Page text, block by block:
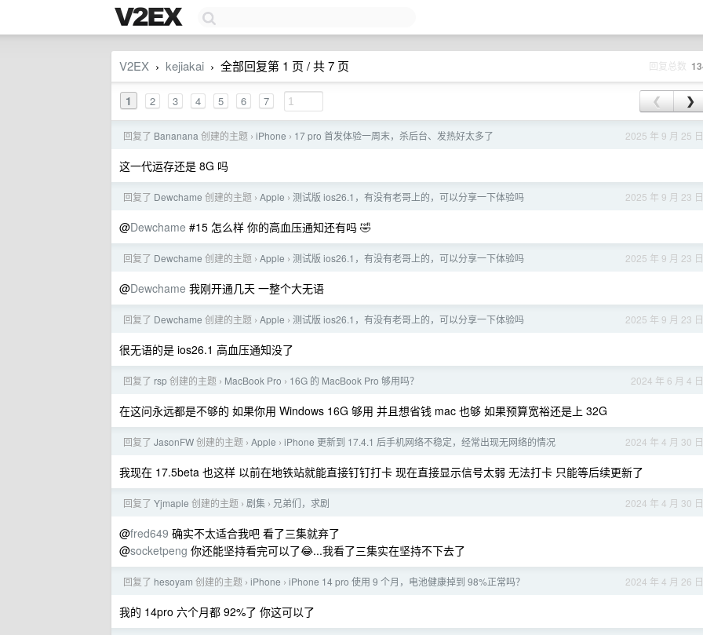
V2EX › kejiakai › 全部回复第 1 页 / 共 7 页 回复总数
1 2 3 4 5 6 7 ❮ ❯
2025 年 9 月 25 日
回复了 Bananana 创建的主题 › iPhone › 17 pro 首发体验一周末，杀后台、发热好太多了
这一代运存还是 8G 吗
2025 年 9 月 23 日
回复了 Dewchame 创建的主题 › Apple › 测试版 ios26.1，有没有老哥上的，可以分享一下体验吗
@Dewchame #15 怎么样 你的高血压通知还有吗 🤣
2025 年 9 月 23 日
回复了 Dewchame 创建的主题 › Apple › 测试版 ios26.1，有没有老哥上的，可以分享一下体验吗
@Dewchame 我刚开通几天 一整个大无语
2025 年 9 月 23 日
回复了 Dewchame 创建的主题 › Apple › 测试版 ios26.1，有没有老哥上的，可以分享一下体验吗
很无语的是 ios26.1 高血压通知没了
2024 年 6 月 4 日
回复了 rsp创建的主题 › MacBook Pro › 16G 的 MacBook Pro 够用吗？
在这问永远都是不够的 如果你用 Windows 16G 够用 并且想省钱 mac 也够 如果预算宽裕还是上 32G
2024 年 4 月 30 日
回复了 JasonFW创建的主题 › Apple › iPhone 更新到 17.4.1 后手机网络不稳定，经常出现无网络的情况
我现在 17.5beta 也这样 以前在地铁站就能直接钉钉打卡 现在直接显示信号太弱 无法打卡 只能等后续更新了
2024 年 4 月 30 日
回复了 Yjmaple 创建的主题 › 剧集 › 兄弟们，求剧
@fred649 确实不太适合我吧 看了三集就弃了
@socketpeng 你还能坚持看完可以了😂...我看了三集实在坚持不下去了
2024 年 4 月 26 日
回复了 hesoyam 创建的主题 › iPhone › iPhone 14 pro 使用 9 个月，电池健康掉到 98%正常吗？
我的 14pro 六个月都 92%了 你这可以了